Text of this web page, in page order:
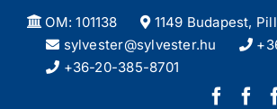
Kihagyás
OM: 101138 1149 Budapest,
sylvester@sylvester.hu
+36-20-385-8701